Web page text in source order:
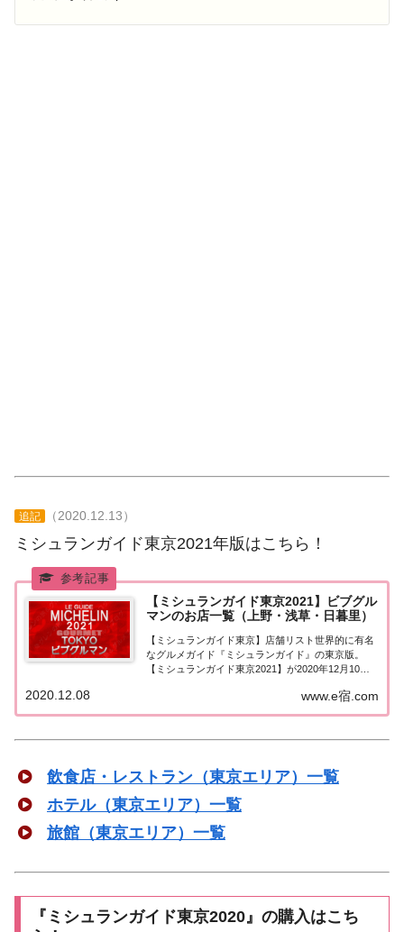
追記 （2020.12.13）
ミシュランガイド東京2021年版はこちら！
【ミシュランガイド東京2021】ビブグル
マンのお店一覧（上野・浅草・日暮里）
【ミシュランガイド東京】店舗リスト世界的に有名
なグルメガイド『ミシュランガイド』の東京版。
【ミシュランガイド東京2021】が2020年12月10日
暮里）で『ビブグルマン』に選ばれたお店（飲食
店・レストラン）を一覧にまとめました。ミシュ...
www.e宿.com
2020.12.08
飲食店・レストラン（東京エリア）一覧
ホテル（東京エリア）一覧
旅館（東京エリア）一覧
『ミシュランガイド東京2020』の購入はこち